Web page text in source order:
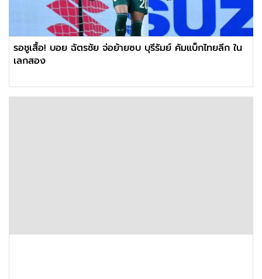
รอชูเสื้อ! บอย ฉัตรชัย จ่อย้ายซบ บุรีรัมย์ คัมแบ็กไทยลีก ใน
เลกสอง